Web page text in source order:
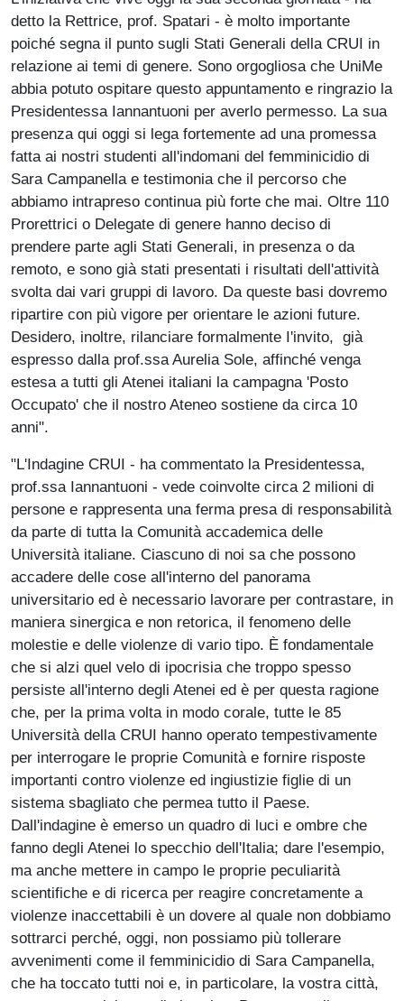
detto la Rettrice, prof. Spatari - è molto importante
poiché segna il punto sugli Stati Generali della CRUI in
relazione ai temi di genere. Sono orgogliosa che UniMe
abbia potuto ospitare questo appuntamento e ringrazio la
Presidentessa Iannantuoni per averlo permesso. La sua
presenza qui oggi si lega fortemente ad una promessa
fatta ai nostri studenti all'indomani del femminicidio di
Sara Campanella e testimonia che il percorso che
abbiamo intrapreso continua più forte che mai. Oltre 110
Prorettrici o Delegate di genere hanno deciso di
prendere parte agli Stati Generali, in presenza o da
remoto, e sono già stati presentati i risultati dell'attività
svolta dai vari gruppi di lavoro. Da queste basi dovremo
ripartire con più vigore per orientare le azioni future.
Desidero, inoltre, rilanciare formalmente I'invito, già
espresso dalla prof.ssa Aurelia Sole, affinché venga
estesa a tutti gli Atenei italiani la campagna 'Posto
Occupato' che il nostro Ateneo sostiene da circa 10
anni".
"L'Indagine CRUI - ha commentato la Presidentessa,
prof.ssa Iannantuoni - vede coinvolte circa 2 milioni di
persone e rappresenta una ferma presa di responsabilità
da parte di tutta la Comunità accademica delle
Università italiane. Ciascuno di noi sa che possono
accadere delle cose all'interno del panorama
universitario ed è necessario lavorare per contrastare, in
maniera sinergica e non retorica, il fenomeno delle
molestie e delle violenze di vario tipo. È fondamentale
che si alzi quel velo di ipocrisia che troppo spesso
persiste all'interno degli Atenei ed è per questa ragione
che, per la prima volta in modo corale, tutte le 85
Università della CRUI hanno operato tempestivamente
per interrogare le proprie Comunità e fornire risposte
importanti contro violenze ed ingiustizie figlie di un
sistema sbagliato che permea tutto il Paese.
Dall'indagine è emerso un quadro di luci e ombre che
fanno degli Atenei lo specchio dell'Italia; dare l'esempio,
ma anche mettere in campo le proprie peculiarità
scientifiche e di ricerca per reagire concretamente a
violenze inaccettabili è un dovere al quale non dobbiamo
sottrarci perché, oggi, non possiamo più tollerare
avvenimenti come il femminicidio di Sara Campanella,
che ha toccato tutti noi e, in particolare, la vostra città,